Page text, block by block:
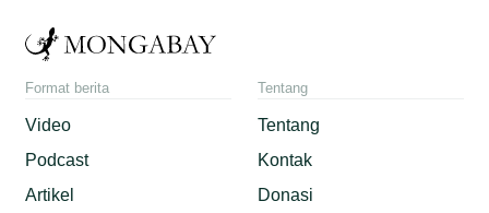
Format berita
Video
Podcast
Artikel
Tentang
Tentang
Kontak
Donasi